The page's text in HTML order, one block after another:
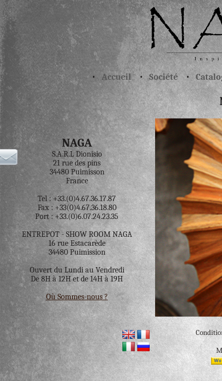
• Accueil • Société •
NAGA
S.A.R.L Dionisio
21 rue des pins
34480 Puimisson
France
Tel : +33.(0)4.67.36.17.87
Fax : +33(0)4.67.36.18.80
Port : +33.(0)6.07.24.23.35
ENTREPOT - SHOW ROOM NAGA
16 rue Estacarède
34480 Puimission
Ouvert du Lundi au Vendredi
De 8H à 12H et de 14H à 19H
Où Sommes-nous ?